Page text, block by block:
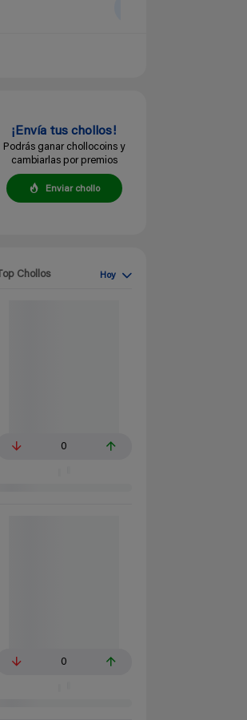
¡Envía tus chollos!
Podrás ganar chollocoins y
cambiarlas por premios
Enviar chollo
Top Chollos Hoy
0
0